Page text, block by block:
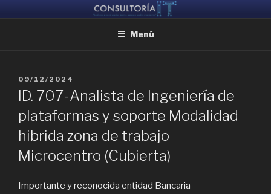
al
CONSULTORIA IT
Ayudamos a reunir grandes mentes, para que puedan crear juntas
Menú
PUBLICADO
EL
09/12/2024
ID. 707-Analista de Ingeniería de
plataformas y soporte Modalidad
hibrida zona de trabajo
Microcentro (Cubierta)
Importante y reconocida entidad Bancaria